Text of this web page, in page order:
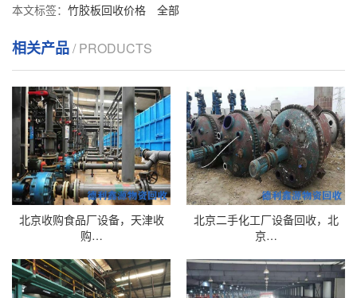
本文标签： 竹胶板回收价格 全部
相关产品/ PRODUCTS
北京收购食品厂设备，天津收
购…
北京二手化工厂设备回收，北
京…